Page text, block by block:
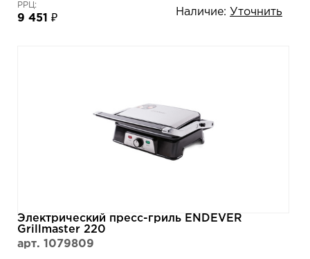
РРЦ:
9 451 ₽
Наличие: Уточнить
Электрический пресс-гриль ENDEVER
Grillmaster 220
арт. 1079809